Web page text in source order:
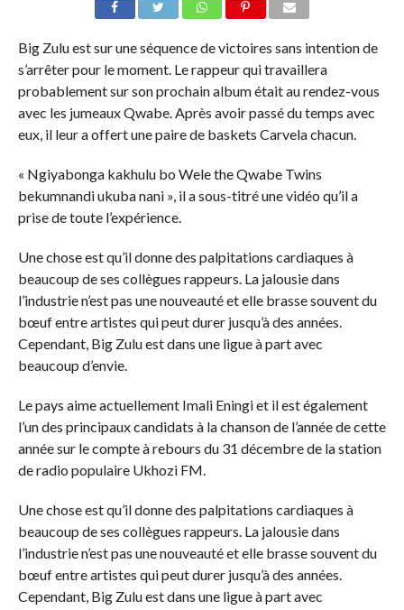
Big Zulu est sur une séquence de victoires sans intention de
s’arrêter pour le moment. Le rappeur qui travaillera
probablement sur son prochain album était au rendez-vous
avec les jumeaux Qwabe. Après avoir passé du temps avec
eux, il leur a offert une paire de baskets Carvela chacun.
« Ngiyabonga kakhulu bo Wele the Qwabe Twins
bekumnandi ukuba nani », il a sous-titré une vidéo qu’il a
prise de toute l’expérience.
Une chose est qu’il donne des palpitations cardiaques à
beaucoup de ses collègues rappeurs. La jalousie dans
l’industrie n’est pas une nouveauté et elle brasse souvent du
bœuf entre artistes qui peut durer jusqu’à des années.
Cependant, Big Zulu est dans une ligue à part avec
beaucoup d’envie.
Le pays aime actuellement Imali Eningi et il est également
l’un des principaux candidats à la chanson de l’année de cette
année sur le compte à rebours du 31 décembre de la station
de radio populaire Ukhozi FM.
Une chose est qu’il donne des palpitations cardiaques à
beaucoup de ses collègues rappeurs. La jalousie dans
l’industrie n’est pas une nouveauté et elle brasse souvent du
bœuf entre artistes qui peut durer jusqu’à des années.
Cependant, Big Zulu est dans une ligue à part avec